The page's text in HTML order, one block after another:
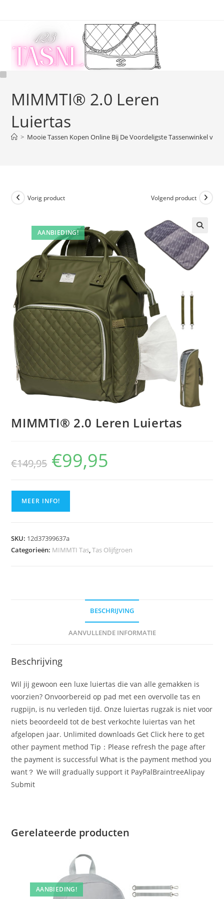
MIMMTI® 2.0 Leren
Luiertas
> Mooie Tassen Kopen Online Bij De Voordeligste Tassenwinkel van
AANBIEDING!
Vorig product Volgend product
MIMMTI® 2.0 Leren Luiertas
€149,95
Oorspronkelijke
prijs
was:
€99,95
MEER INFO!
SKU: 12d37399637a
Categorieën: MIMMTI Tas,Tas Olijfgroen
BESCHRIJVING
AANVULLENDE INFORMATIE
Beschrijving
Wil jij gewoon een luxe luiertas die van alle gemakken is
voorzien? Onvoorbereid op pad met een overvolle tas en
rugpijn, is nu verleden tijd. Onze luiertas rugzak is niet voor
niets beoordeeld tot de best verkochte luiertas van het
afgelopen jaar. Unlimited downloads Get Click here to get
other payment method Tip：Please refresh the page after
the payment is successful What is the payment method you
want？ We will gradually support it PayPalBraintreeAlipay
Submit
Gerelateerde producten
AANBIEDING!